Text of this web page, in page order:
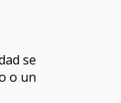
se
o un